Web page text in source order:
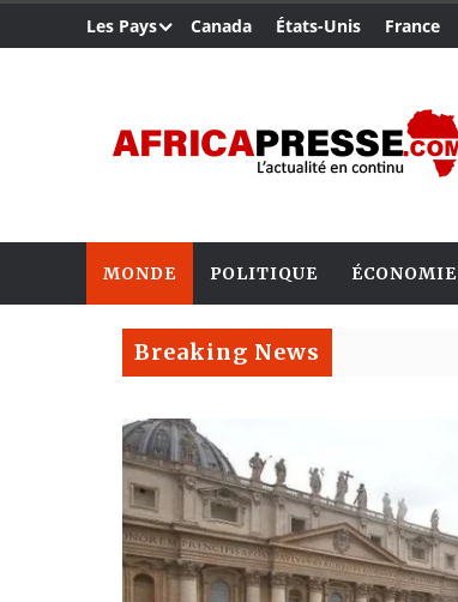
Les Pays Canada États-Unis France
MONDE POLITIQUE ÉCONOMIE
Breaking News